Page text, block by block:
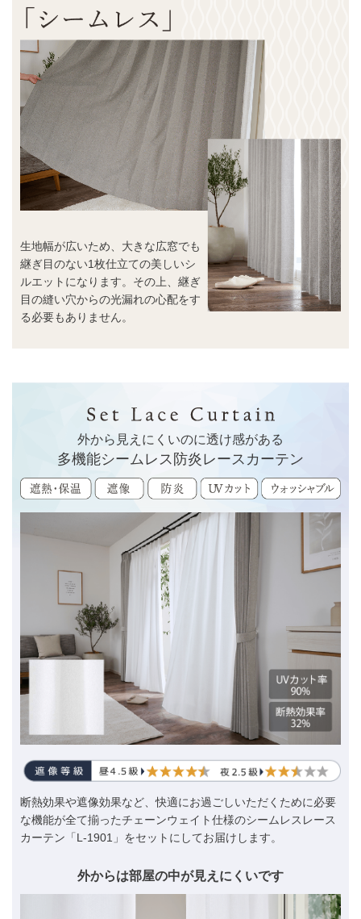
生地幅が広いため、大きな広窓でも
継ぎ目のない1枚仕立ての美しいシ
ルエットになります。その上、継ぎ
目の縫い穴からの光漏れの心配をす
る必要もありません。
外から見えにくいのに透け感がある
多機能シームレス防炎レースカーテン
断熱効果や遮像効果など、快適にお過ごしいただくために必要
な機能が全て揃ったチェーンウェイト仕様のシームレスレース
カーテン「L-1901」をセットにしてお届けします。
外からは部屋の中が見えにくいです